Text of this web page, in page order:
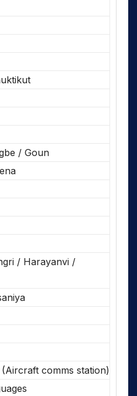
/ Goun
/ Harayanvi /
comms station)